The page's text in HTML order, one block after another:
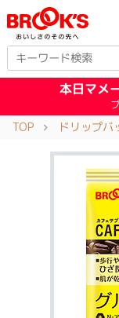
本日マメ
TOP ドリップバ